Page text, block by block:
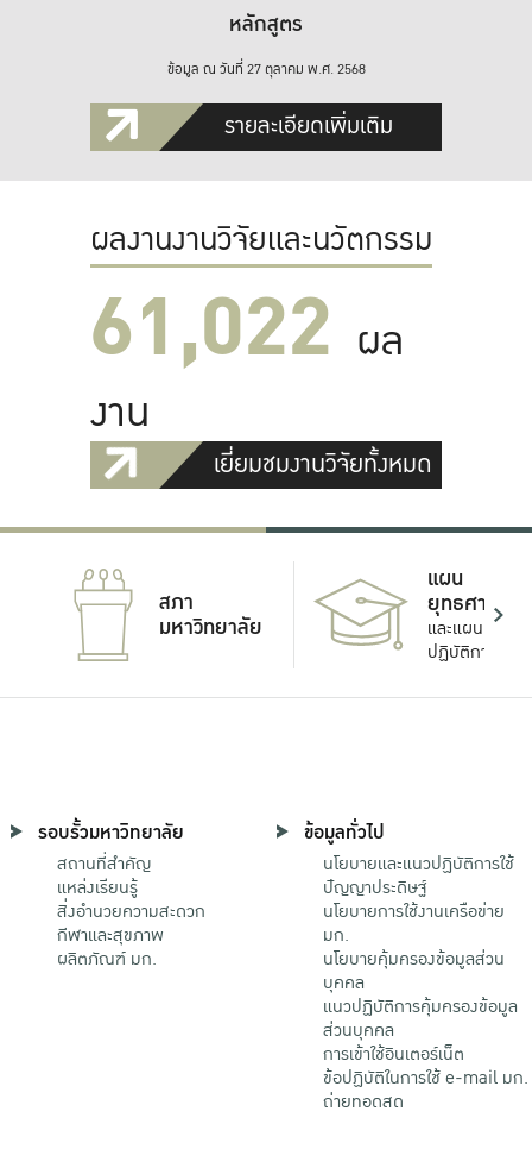
หลักสูตร
ข้อมูล ณ วันที่ 27 ตุลาคม พ.ศ. 2568
รายละเอียดเพิ่มเติม
ผลงานงานวิจัยและนวัตกรรม
61,022 ผล
งาน
เยี่ยมชมงานวิจัยทั้งหมด
สภา
มหาวิทยาลัย
แผน
ยุทธศาสตร์
และแผน
ปฏิบัติการ
รอบรั้วมหาวิทยาลัย
สถานที่สำคัญ
แหล่งเรียนรู้
สิ่งอำนวยความสะดวก
กีฬาและสุขภาพ
ผลิตภัณฑ์ มก.
ข้อมูลทั่วไป
นโยบายและแนวปฏิบัติการใช้
ปัญญาประดิษฐ์
นโยบายการใช้งานเครือข่าย
มก.
นโยบายคุ้มครองข้อมูลส่วน
บุคคล
แนวปฏิบัติการคุ้มครองข้อมูล
ส่วนบุคคล
การเข้าใช้อินเตอร์เน็ต
ข้อปฏิบัติในการใช้ e-mail มก.
ถ่ายทอดสด